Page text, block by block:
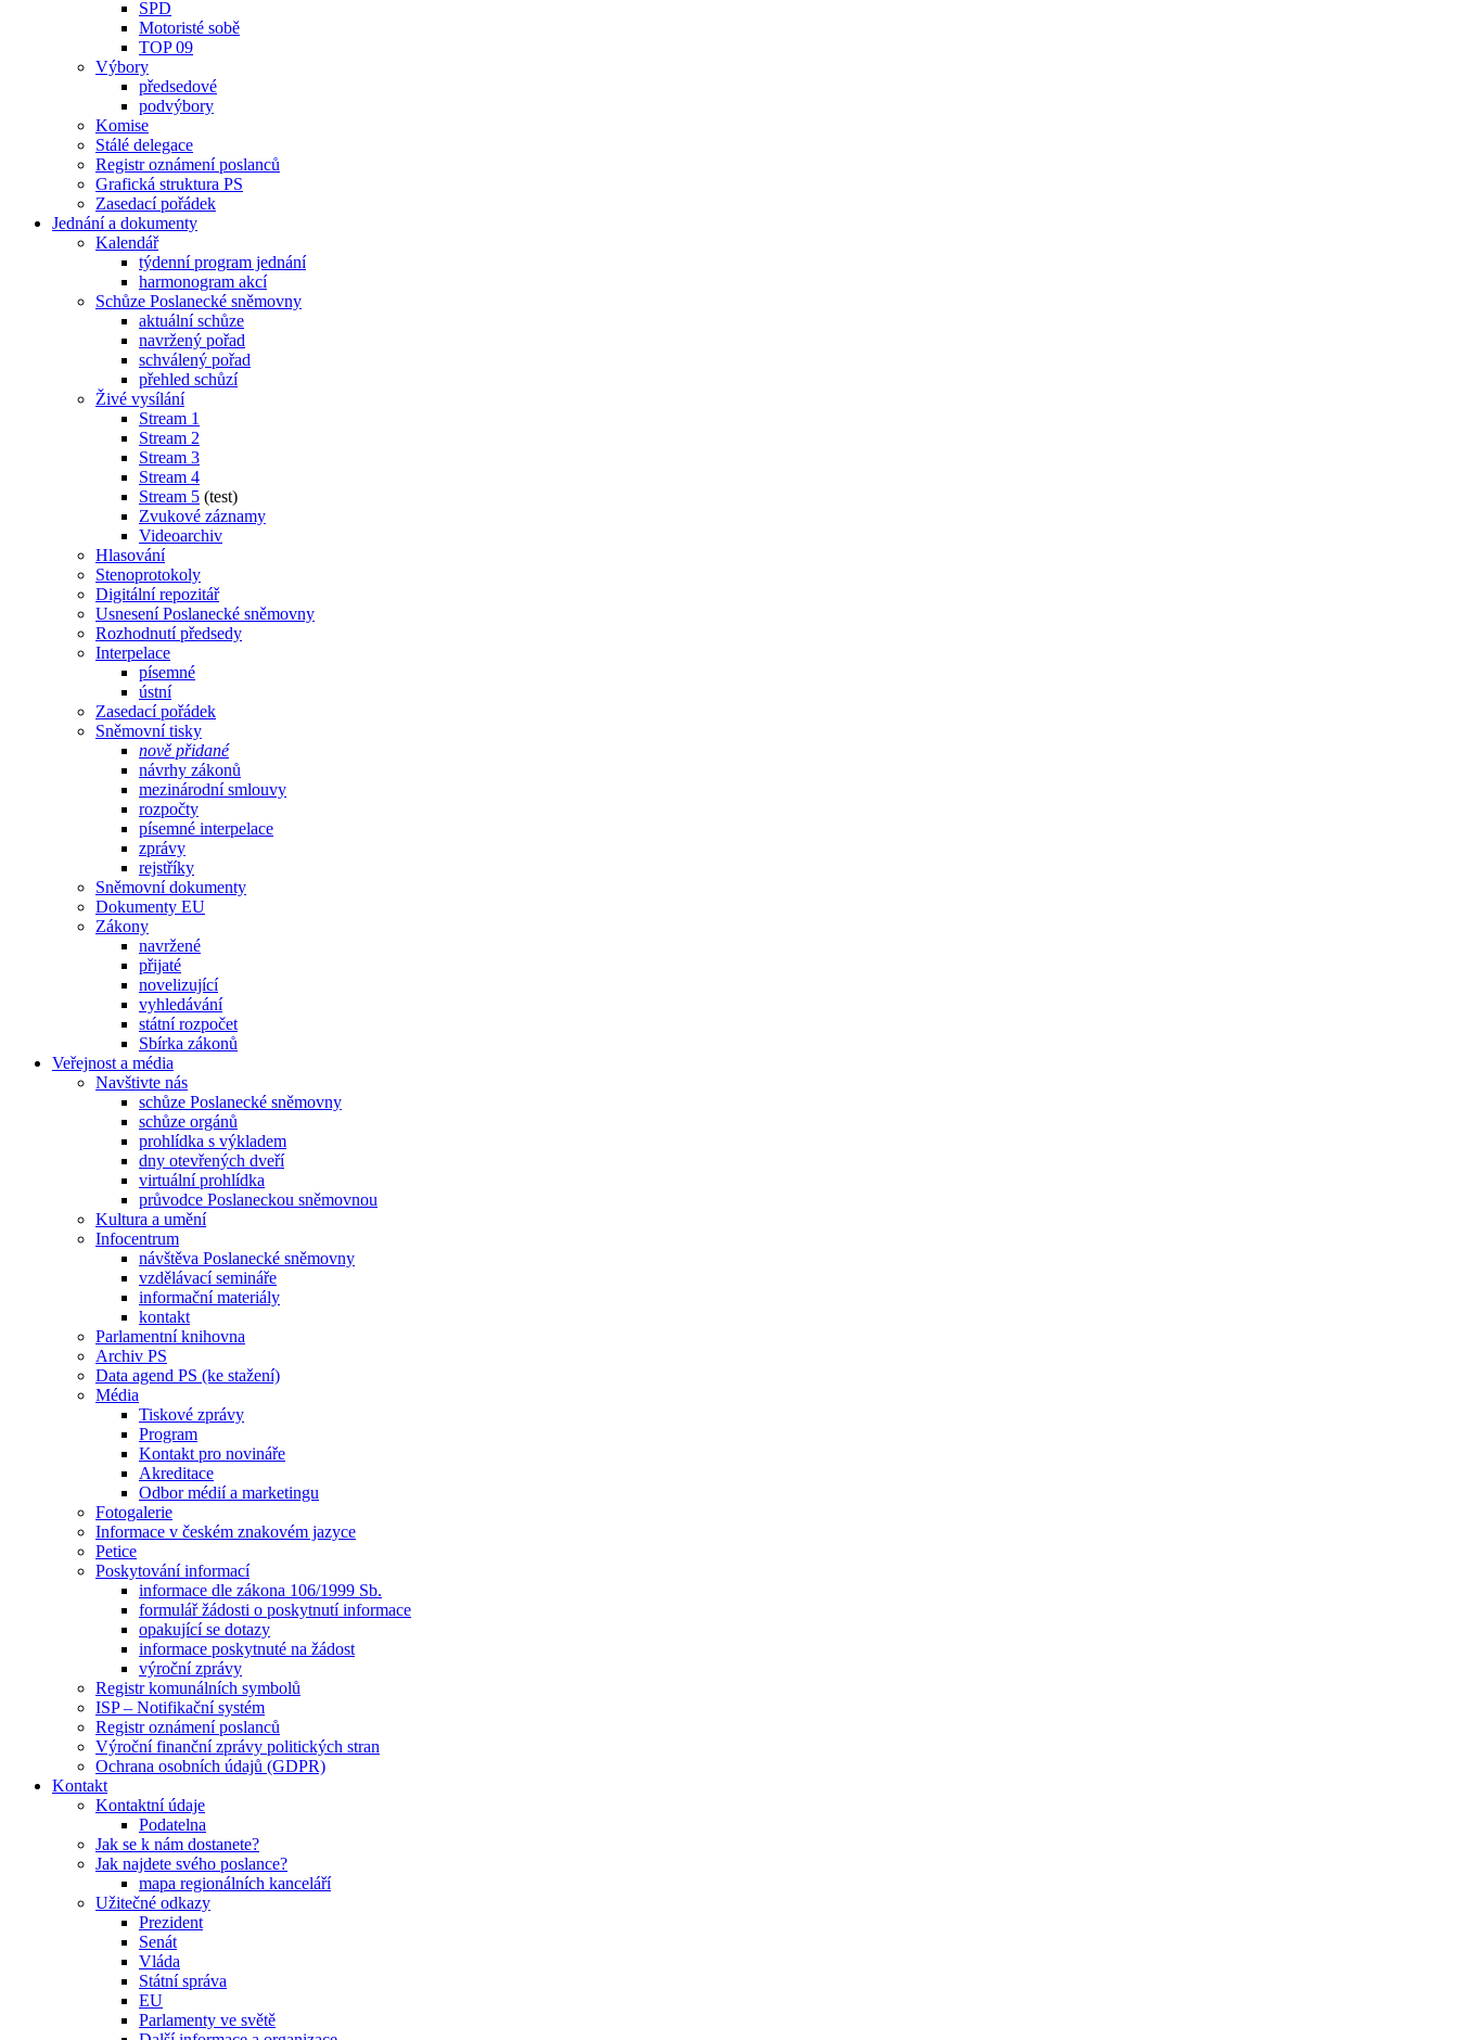
SPD
Motoristé sobě
TOP 09
Výbory
předsedové
podvýbory
Komise
Stálé delegace
Registr oznámení poslanců
Grafická struktura PS
Zasedací pořádek
Jednání a dokumenty
Kalendář
týdenní program jednání
harmonogram akcí
Schůze Poslanecké sněmovny
aktuální schůze
navržený pořad
schválený pořad
přehled schůzí
Živé vysílání
Stream 1
Stream 2
Stream 3
Stream 4
Stream 5 (test)
Zvukové záznamy
Videoarchiv
Hlasování
Stenoprotokoly
Digitální repozitář
Usnesení Poslanecké sněmovny
Rozhodnutí předsedy
Interpelace
písemné
ústní
Zasedací pořádek
Sněmovní tisky
nově přidané
návrhy zákonů
mezinárodní smlouvy
rozpočty
písemné interpelace
zprávy
rejstříky
Sněmovní dokumenty
Dokumenty EU
Zákony
navržené
přijaté
novelizující
vyhledávání
státní rozpočet
Sbírka zákonů
Veřejnost a média
Navštivte nás
schůze Poslanecké sněmovny
schůze orgánů
prohlídka s výkladem
dny otevřených dveří
virtuální prohlídka
průvodce Poslaneckou sněmovnou
Kultura a umění
Infocentrum
návštěva Poslanecké sněmovny
vzdělávací semináře
informační materiály
kontakt
Parlamentní knihovna
Archiv PS
Data agend PS (ke stažení)
Média
Tiskové zprávy
Program
Kontakt pro novináře
Akreditace
Odbor médií a marketingu
Fotogalerie
Informace v českém znakovém jazyce
Petice
Poskytování informací
informace dle zákona 106/1999 Sb.
formulář žádosti o poskytnutí informace
opakující se dotazy
informace poskytnuté na žádost
výroční zprávy
Registr komunálních symbolů
ISP – Notifikační systém
Registr oznámení poslanců
Výroční finanční zprávy politických stran
Ochrana osobních údajů (GDPR)
Kontakt
Kontaktní údaje
Podatelna
Jak se k nám dostanete?
Jak najdete svého poslance?
mapa regionálních kanceláří
Užitečné odkazy
Prezident
Senát
Vláda
Státní správa
EU
Parlamenty ve světě